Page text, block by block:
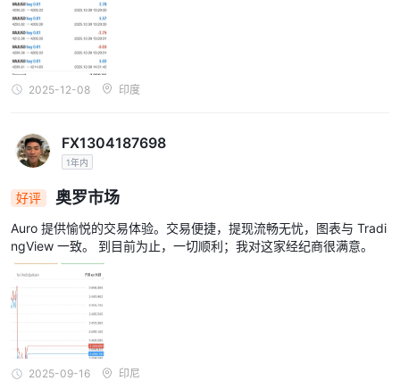
2025-12-08 印度
FX1304187698
1年内
好评 奥罗市场
Auro 提供愉悦的交易体验。交易便捷，提现流畅无忧，图表与 Tradi
ngView 一致。 到目前为止，一切顺利；我对这家经纪商很满意。
2025-09-16 印尼